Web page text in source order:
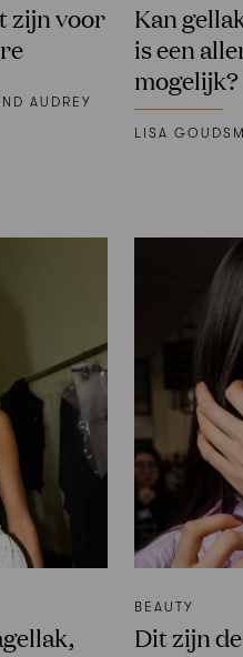
zijn voor
AUDREY
Kan
is een
mogelijk?
LISA
BEAUTY
Dit zijn